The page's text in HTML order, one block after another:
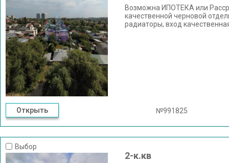
Возможна ИПОТЕКА или
качественной черновой
радиаторы, вход
Открыть №991825
Выбор
2-к.кв